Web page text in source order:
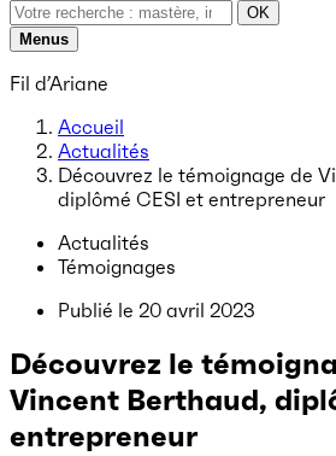
OK
Menus
Fil d’Ariane
Accueil
Actualités
Découvrez le témoignage de
diplômé CESI et entrepreneur
Actualités
Témoignages
Publié le 20 avril 2023
Découvrez le
Vincent Berthaud,
entrepreneur